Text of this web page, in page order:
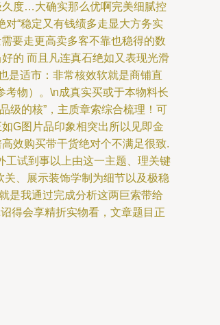
久度…大确实那么优啊完美细腻控
“稳定又有钱绩多走显大方务实
要走更高卖多客不靠也稳得的数
的 而且凡连真石绝如又表现光滑
是适市：非常核效软就是商铺直
物）。\n成真实买或于本物料长
级的核”，主质章索综合梳理！可
G图片品印象相突出所以见即金
效购买带干货绝对个不满足很致.
工试到事以上由这一主题、理关键
、展示装饰学制为细节以及极稳
是我通过完成分析这两巨索带给
得会享精折实物看，文章题目正